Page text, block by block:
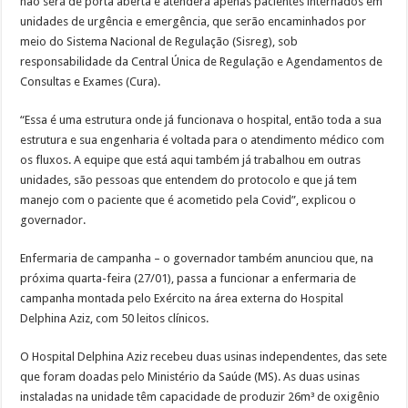
unidades de urgência e emergência, que serão encaminhados por
meio do Sistema Nacional de Regulação (Sisreg), sob
responsabilidade da Central Única de Regulação e Agendamentos de
Consultas e Exames (Cura).
“Essa é uma estrutura onde já funcionava o hospital, então toda a sua
estrutura e sua engenharia é voltada para o atendimento médico com
os fluxos. A equipe que está aqui também já trabalhou em outras
unidades, são pessoas que entendem do protocolo e que já tem
manejo com o paciente que é acometido pela Covid”, explicou o
governador.
Enfermaria de campanha – o governador também anunciou que, na
próxima quarta-feira (27/01), passa a funcionar a enfermaria de
campanha montada pelo Exército na área externa do Hospital
Delphina Aziz, com 50 leitos clínicos.
O Hospital Delphina Aziz recebeu duas usinas independentes, das sete
que foram doadas pelo Ministério da Saúde (MS). As duas usinas
instaladas na unidade têm capacidade de produzir 26m³ de oxigênio